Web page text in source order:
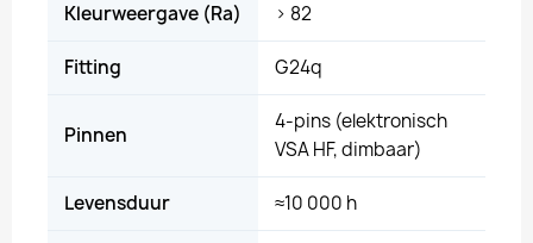
Kleurweergave (Ra) > 82
Fitting G24q
Pinnen
4-pins (elektronisch
VSA HF, dimbaar)
Levensduur ≈10 000 h